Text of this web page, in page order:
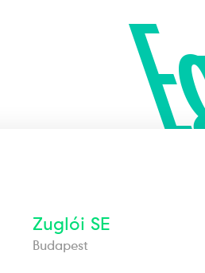
Zuglói SE
Budapest